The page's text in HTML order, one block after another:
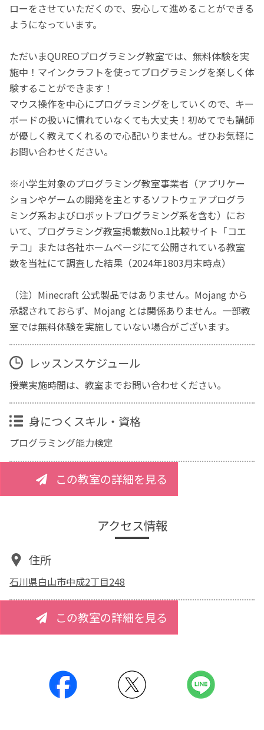
ローをさせていただくので、安心して進めることができる
ようになっています。
ただいまQUREOプログラミング教室では、無料体験を実
施中！マインクラフトを使ってプログラミングを楽しく体
験することができます！
マウス操作を中心にプログラミングをしていくので、キー
ボードの扱いに慣れていなくても大丈夫！初めてでも講師
が優しく教えてくれるので心配いりません。ぜひお気軽に
お問い合わせください。
※小学生対象のプログラミング教室事業者（アプリケー
ションやゲームの開発を主とするソフトウェアプログラ
ミング系およびロボットプログラミング系を含む）にお
いて、プログラミング教室掲載数No.1比較サイト「コエ
テコ」または各社ホームページにて公開されている教室
数を当社にて調査した結果（2024年1803月末時点）
（注）Minecraft 公式製品ではありません。Mojang から
承認されておらず、Mojang とは関係ありません。一部教
室では無料体験を実施していない場合がございます。
レッスンスケジュール
授業実施時間は、教室までお問い合わせください。
身につくスキル・資格
プログラミング能力検定
この教室の詳細を見る
アクセス情報
住所
石川県白山市中成2丁目248
この教室の詳細を見る